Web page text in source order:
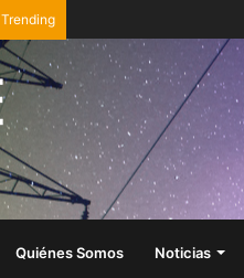
Trending
Quiénes Somos Noticias